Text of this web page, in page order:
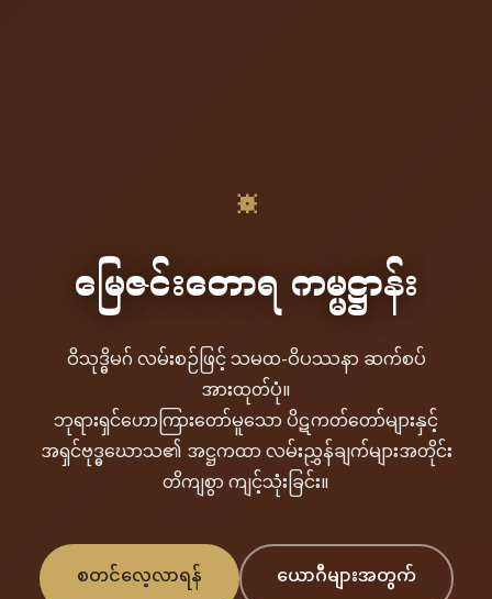
☸
မြေဇင်းတောရ ကမ္မဋ္ဌာန်း
ဝိသုဒ္ဓိမဂ် လမ်းစဉ်ဖြင့် သမထ-ဝိပဿနာ ဆက်စပ်
အားထုတ်ပုံ။
ဘုရားရှင်ဟောကြားတော်မူသော ပိဋကတ်တော်များနှင့်
အရှင်ဗုဒ္ဓဃောသ၏ အဋ္ဌကထာ လမ်းညွှန်ချက်များအတိုင်း
တိကျစွာ ကျင့်သုံးခြင်း။
စတင်လေ့လာရန် ယောဂီများအတွက်